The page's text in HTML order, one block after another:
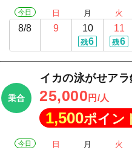
今日
8/8
日
9
月
10
残6
火
11
残6
乗合
イカの泳がせア
25,000 円/人
1,500ポイン
今日 日 月 火